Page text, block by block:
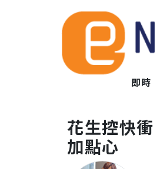
即時
花生控快
加點心